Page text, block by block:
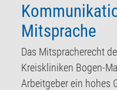
Mitsprache
Das Mitspracherecht
Kreiskliniken Bogen-
Arbeitgeber ein hohes